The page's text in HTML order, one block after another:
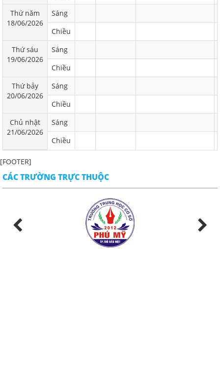
Thứ năm
18/06/2026
Sáng
Chiều
Thứ sáu
19/06/2026
Sáng
Chiều
Thứ bảy
20/06/2026
Sáng
Chiều
Chủ nhật
21/06/2026
Sáng
Chiều
[FOOTER]
CÁC TRƯỜNG TRỰC THUỘC